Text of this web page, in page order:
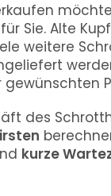
für Sie. Alte
weitere
des
kurze